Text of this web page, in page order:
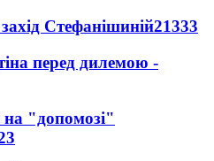
Стефанішиній21333
перед дилемою -
"допомозі"